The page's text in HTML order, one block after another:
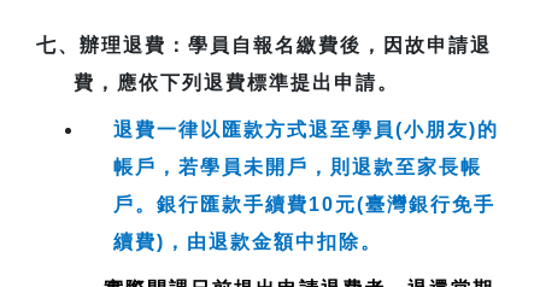
七、 辦理退費 ：學員自報名繳費後，因故申請退
費，應依下列退費標準提出申請。
退費一律以匯款方式退至學員(小朋友)的
帳戶，若學員未開戶，則退款至家長帳
戶。銀行匯款手續費10元(臺灣銀行免手
續費)，由退款金額中扣除。